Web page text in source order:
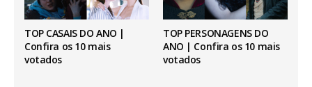
TOP CASAIS DO ANO |
Confira os 10 mais
votados
TOP PERSONAGENS DO
ANO | Confira os 10 mais
votados